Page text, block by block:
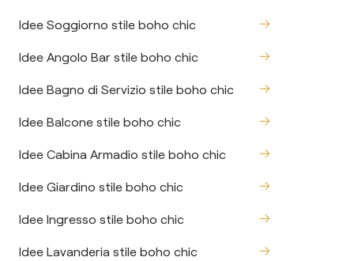
Idee Soggiorno stile boho chic
Idee Angolo Bar stile boho chic
Idee Bagno di Servizio stile boho chic
Idee Balcone stile boho chic
Idee Cabina Armadio stile boho chic
Idee Giardino stile boho chic
Idee Ingresso stile boho chic
Idee Lavanderia stile boho chic